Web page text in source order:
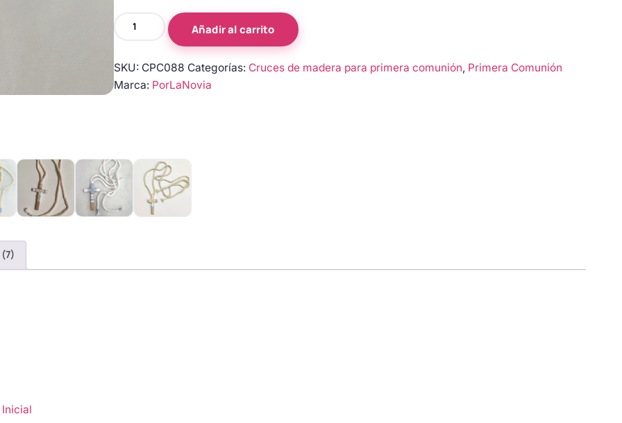
Cruces
para
primera
Añadir al carrito
SKU: CPC088 Categorías: Cruces de madera para primera comunión, Primera Comunión
Marca: PorLaNovia